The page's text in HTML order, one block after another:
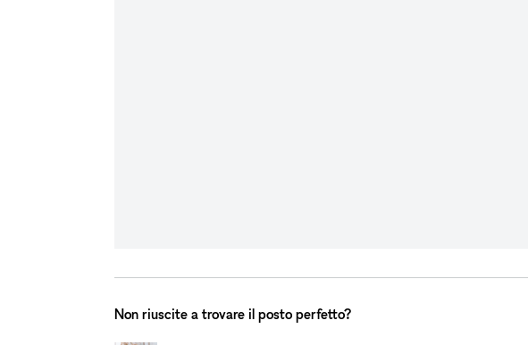
Non riuscite a trovare il posto perfetto?